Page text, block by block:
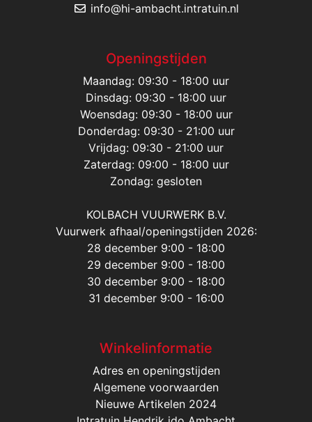
info@hi-ambacht.intratuin.nl
Openingstijden
Maandag: 09:30 - 18:00 uur
Dinsdag: 09:30 - 18:00 uur
Woensdag: 09:30 - 18:00 uur
Donderdag: 09:30 - 21:00 uur
Vrijdag: 09:30 - 21:00 uur
Zaterdag: 09:00 - 18:00 uur
Zondag: gesloten
KOLBACH VUURWERK B.V.
Vuurwerk afhaal/openingstijden 2026:
28 december 9:00 - 18:00
29 december 9:00 - 18:00
30 december 9:00 - 18:00
31 december 9:00 - 16:00
Winkelinformatie
Adres en openingstijden
Algemene voorwaarden
Nieuwe Artikelen 2024